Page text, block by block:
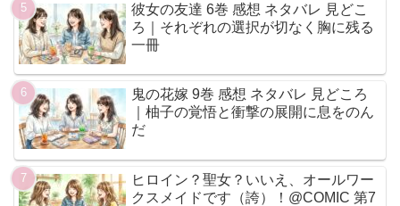
彼女の友達 6巻 感想 ネタバレ 見どこ
ろ｜それぞれの選択が切なく胸に残る
一冊
鬼の花嫁 9巻 感想 ネタバレ 見どころ
｜柚子の覚悟と衝撃の展開に息をのん
だ
ヒロイン？聖女？いいえ、オールワー
クスメイドです（誇）！@COMIC 第7